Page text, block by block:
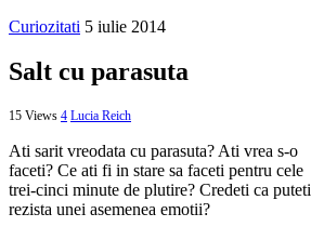
Curiozitati 5 iulie 2014
Salt cu parasuta
15 Views 4 Lucia Reich
Ati sarit vreodata cu parasuta? Ati vrea s-o
faceti? Ce ati fi in stare sa faceti pentru cele
trei-cinci minute de plutire? Credeti ca puteti
rezista unei asemenea emotii?